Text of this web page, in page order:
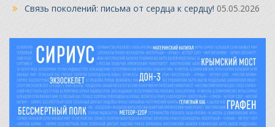
Связь поколений: письма от сердца к сердцу! 05.05.2026